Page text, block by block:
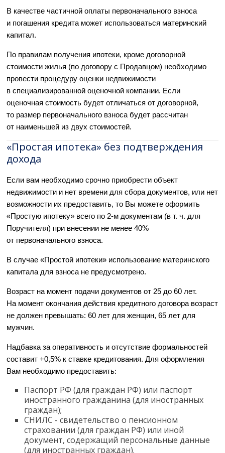
В качестве частичной оплаты первоначального взноса
и погашения кредита может использоваться материнский
капитал.
По правилам получения ипотеки, кроме договорной
стоимости жилья (по договору с Продавцом) необходимо
провести процедуру оценки недвижимости
в специализированной оценочной компании. Если
оценочная стоимость будет отличаться от договорной,
то размер первоначального взноса будет рассчитан
от наименьшей из двух стоимостей.
«Простая ипотека» без подтверждения
дохода
Если вам необходимо срочно приобрести объект
недвижимости и нет времени для сбора документов, или нет
возможности их предоставить, то Вы можете оформить
«Простую ипотеку» всего по 2-м документам (в т. ч. для
Поручителя) при внесении не менее 40%
от первоначального взноса.
В случае «Простой ипотеки» использование материнского
капитала для взноса не предусмотрено.
Возраст на момент подачи документов от 25 до 60 лет.
На момент окончания действия кредитного договора возраст
не должен превышать: 60 лет для женщин, 65 лет для
мужчин.
Надбавка за оперативность и отсутствие формальностей
составит +0,5% к ставке кредитования. Для оформления
Вам необходимо предоставить:
Паспорт РФ (для граждан РФ) или паспорт
иностранного гражданина (для иностранных
граждан);
СНИЛС - свидетельство о пенсионном
страховании (для граждан РФ) или иной
документ, содержащий персональные данные
(для иностранных граждан).